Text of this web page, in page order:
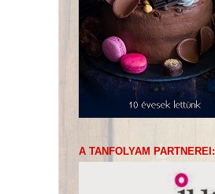
A TANFOLYAM PARTNEREI: